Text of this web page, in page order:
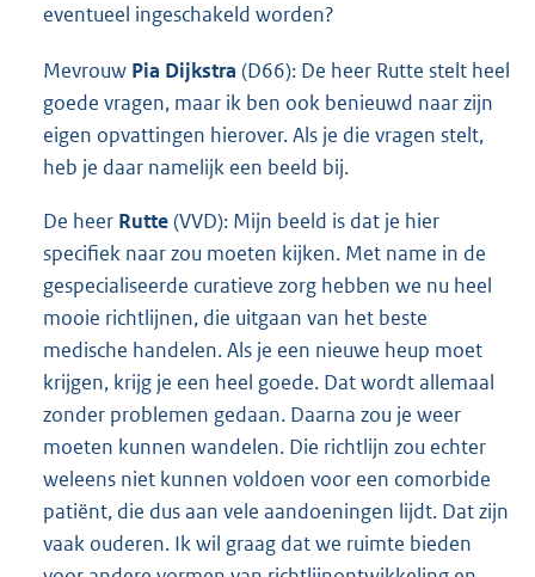
eventueel ingeschakeld worden?
Mevrouw Pia Dijkstra (D66): De heer Rutte stelt heel
goede vragen, maar ik ben ook benieuwd naar zijn
eigen opvattingen hierover. Als je die vragen stelt,
heb je daar namelijk een beeld bij.
De heer Rutte(VVD): Mijn beeld is dat je hier
specifiek naar zou moeten kijken. Met name in de
gespecialiseerde curatieve zorg hebben we nu heel
mooie richtlijnen, die uitgaan van het beste
medische handelen. Als je een nieuwe heup moet
krijgen, krijg je een heel goede. Dat wordt allemaal
zonder problemen gedaan. Daarna zou je weer
moeten kunnen wandelen. Die richtlijn zou echter
weleens niet kunnen voldoen voor een comorbide
patiënt, die dus aan vele aandoeningen lijdt. Dat zijn
vaak ouderen. Ik wil graag dat we ruimte bieden